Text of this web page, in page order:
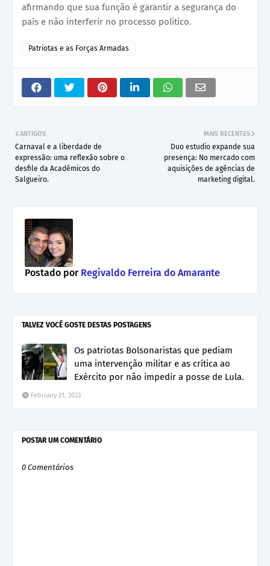
afirmando que sua função é garantir a segurança do
país e não interferir no processo político.
Patriotas e as Forças Armadas
MAIS RECENTES
Duo estudio expande sua
presença: No mercado com
aquisições de agências de
marketing digital.
ANTIGOS
Carnaval e a liberdade de
expressão: uma reflexão sobre o
desfile da Acadêmicos do
Salgueiro.
Postado porRegivaldo Ferreira do Amarante
TALVEZ VOCÊ GOSTE DESTAS POSTAGENS
Os patriotas Bolsonaristas que pediam
uma intervenção militar e as crítica ao
Exército por não impedir a posse de Lula.
February 21, 2023
POSTAR UM COMENTÁRIO
0 Comentários